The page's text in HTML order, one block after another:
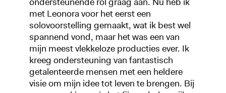
met Leonora voor het eerst een
solovoorstelling gemaakt, wat ik best wel
spannend vond, maar het was een van
mijn meest vlekkeloze producties ever. Ik
kreeg ondersteuning van fantastisch
getalenteerde mensen met een heldere
visie om mijn idee tot leven te brengen. Bij